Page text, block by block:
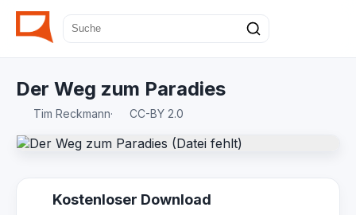
Der Weg zum Paradies
Tim Reckmann· CC-BY 2.0
Kostenloser Download